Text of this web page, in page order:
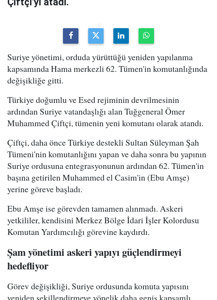
Suriye yönetimi, orduda yürüttüğü yeniden yapılanma
kapsamında Hama merkezli 62. Tümen'in komutanlığında
değişikliğe gitti.
Türkiye doğumlu ve Esed rejiminin devrilmesinin
ardından Suriye vatandaşlığı alan Tuğgeneral Ömer
Muhammed Çiftçi, tümenin yeni komutanı olarak atandı.
Çiftçi, daha önce Türkiye destekli Sultan Süleyman Şah
Tümeni'nin komutanlığını yapan ve daha sonra bu yapının
Suriye ordusuna entegrasyonunun ardından 62. Tümen'in
başına getirilen Muhammed el Casim'in (Ebu Amşe)
yerine göreve başladı.
Ebu Amşe ise görevden tamamen alınmadı. Askeri
yetkililer, kendisini Merkez Bölge İdari İşler Kolordusu
Komutan Yardımcılığı görevine kaydırdı.
Şam yönetimi askeri yapıyı güçlendirmeyi
hedefliyor
Görev değişikliği, Suriye ordusunda komuta yapısını